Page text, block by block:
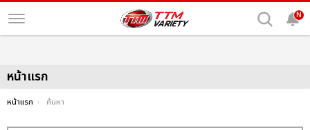
N
หน้าแรก
หน้าแรก ค้นหา